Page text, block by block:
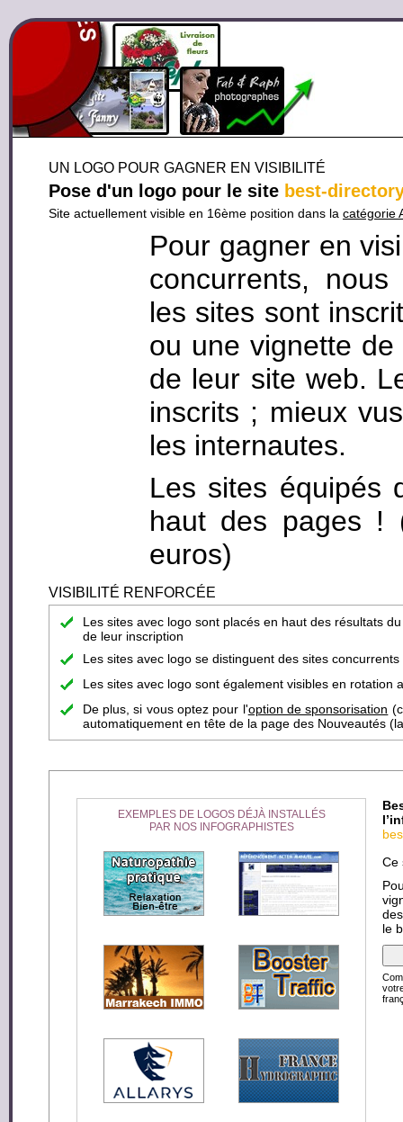
UN LOGO POUR GAGNER EN VISIBILITÉ
Pose d'un logo pour le site best-
Site actuellement visible en 16ème position dans la catégorie
Pour gagner en
concurrents,
les sites sont
ou une vignette
de leur site web.
inscrits ; mieux
les internautes.
Les sites équipés
haut des pages !
euros)
VISIBILITÉ RENFORCÉE
Les sites avec logo sont placés en haut des résultats
de leur inscription
Les sites avec logo se distinguent des sites
Les sites avec logo sont également visibles en
De plus, si vous optez pour l'option de sponsorisation
automatiquement en tête de la page des Nouveautés
EXEMPLES DE LOGOS DÉJÀ INSTALLÉS
PAR NOS INFOGRAPHISTES
Ce
le